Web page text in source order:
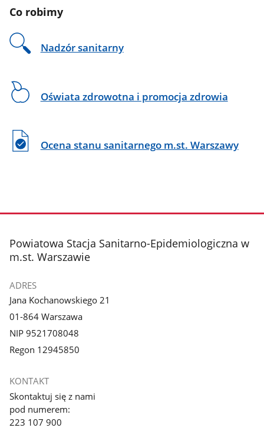
Co robimy
Nadzór sanitarny
Oświata zdrowotna i promocja zdrowia
Ocena stanu sanitarnego m.st. Warszawy
stopka
Powiatowa Stacja Sanitarno-Epidemiologiczna w
m.st. Warszawie
ADRES
Jana Kochanowskiego 21
01-864 Warszawa
NIP 9521708048
Regon 12945850
KONTAKT
Skontaktuj się z nami
pod numerem:
223 107 900